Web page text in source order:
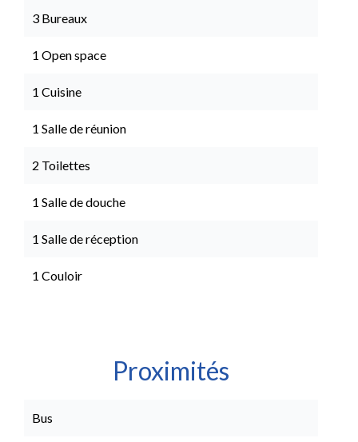
3 Bureaux
1 Open space
1 Cuisine
1 Salle de réunion
2 Toilettes
1 Salle de douche
1 Salle de réception
1 Couloir
Proximités
Bus